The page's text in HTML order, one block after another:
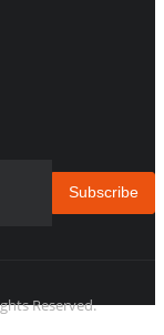
Subscribe
Reserved.